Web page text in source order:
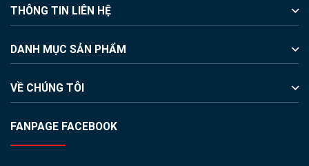
THÔNG TIN LIÊN HỆ
DANH MỤC SẢN PHẨM
VỀ CHÚNG TÔI
FANPAGE FACEBOOK